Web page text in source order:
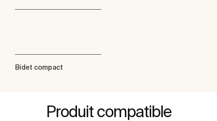
Bidet compact
Produit compatible